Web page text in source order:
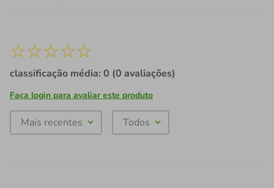
☆☆☆☆☆
classificação média: 0 (0 avaliações)
Faça login para avaliar este produto
Mais recentes Todos